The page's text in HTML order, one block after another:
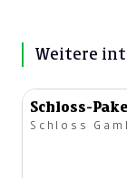
Weitere
Schloss-
Schloss